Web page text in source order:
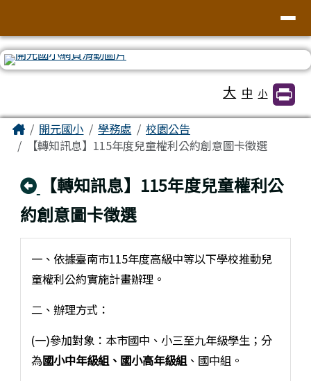
臺南市北區開元國民小學全球資訊網
大 中 小
主內容區域
Home開元國小 學務處
校園公告
【轉知訊息】115年度兒童權利公約創意圖卡徵選
回上頁
【轉知訊息】115年度兒童權利公
約創意圖卡徵選
一、依據臺南市115年度高級中等以下學校推動兒
童權利公約實施計畫辦理。
二、辦理方式：
(一)參加對象：本市國中、小三至九年級學生；分
為國小中年級組、國小高年級組、國中組。
頁尾區域